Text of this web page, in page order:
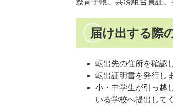
療育手帳、共済組合員証、
届け出する際
転出先の住所を確認
転出証明書を発行し
小・中学生が引っ越
いる学校へ提出して